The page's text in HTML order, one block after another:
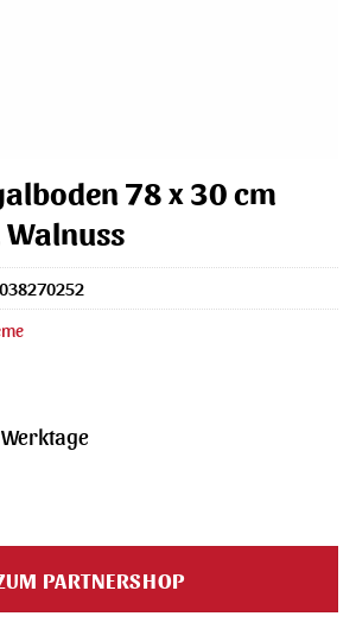
78 x 30 cm
PARTNERSHOP